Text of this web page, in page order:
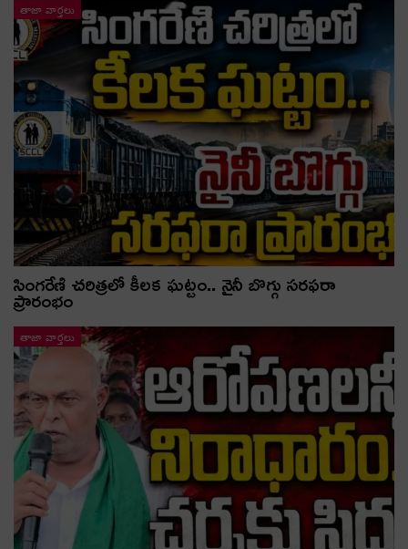
తాజా వార్తలు
సింగరేణి చరిత్రలో కీలక ఘట్టం.. నైనీ బొగ్గు సరఫరా
ప్రారంభం
తాజా వార్తలు